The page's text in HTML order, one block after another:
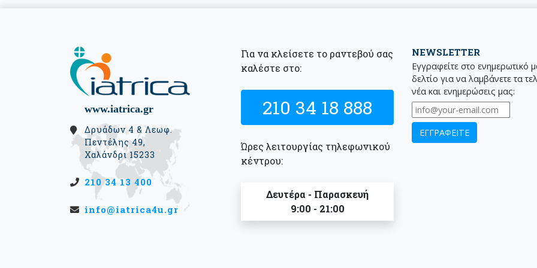
www.iatrica.gr
Δρυάδων 4 & Λεωφ.
Πεντέλης 49,
Χαλάνδρι 15233
210 34 13 400
info@iatrica4u.gr
Για να κλείσετε το ραντεβού σας
καλέστε στο:
210 34 18 888
Ώρες λειτουργίας τηλεφωνικού
κέντρου:
Δευτέρα - Παρασκευή
9:00 - 21:00
NEWSLETTER
Εγγραφείτε στο ενημερωτικό
δελτίο για να λαμβάνετε τα
νέα και ενημερώσεις μας: